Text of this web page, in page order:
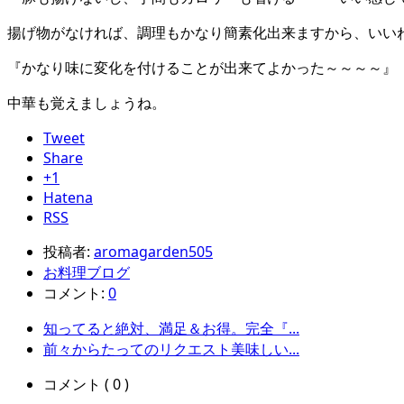
揚げ物がなければ、調理もかなり簡素化出来ますから、いい
『かなり味に変化を付けることが出来てよかった～～～～』
中華も覚えましょうね。
Tweet
Share
+1
Hatena
RSS
投稿者: aromagarden505
お料理ブログ
コメント: 0
知ってると絶対、満足＆お得。完全『...
前々からたってのリクエスト美味しい...
コメント ( 0 )